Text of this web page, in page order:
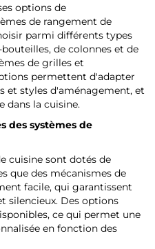
options de
de rangement de
parmi différents types
de colonnes et de
de grilles et
permettent d'adapter
et styles d'aménagement, et
dans la cuisine.
des systèmes de
cuisine sont dotés de
que des mécanismes de
facile, qui garantissent
silencieux. Des options
ce qui permet une
en fonction des